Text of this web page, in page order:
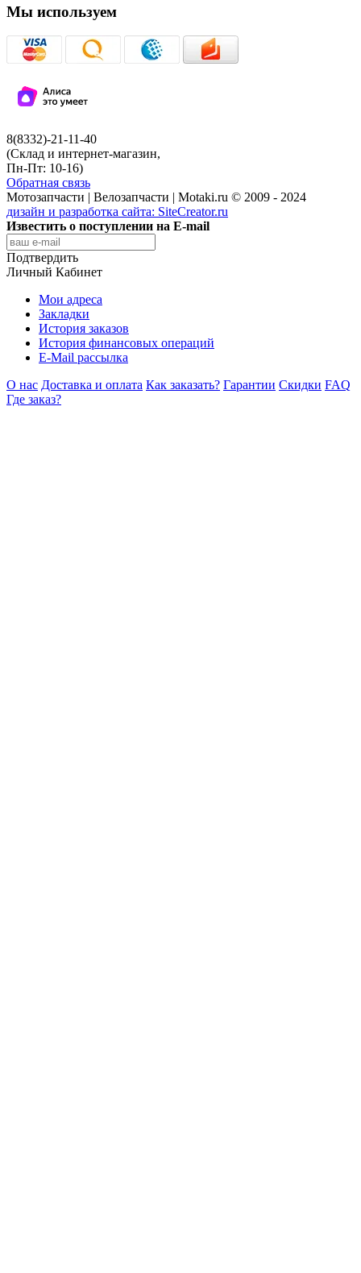
Мы используем
8(8332)-21-11-40
(Склад и интернет-магазин,
Пн-Пт: 10-16)
Обратная связь
Мотозапчасти | Велозапчасти | Motaki.ru © 2009 - 2024
дизайн и разработка сайта: SiteCreator.ru
Известить о поступлении на E-mail
Подтвердить
Личный Кабинет
Мои адреса
Закладки
История заказов
История финансовых операций
E-Mail рассылка
О нас Доставка и оплата Как заказать? Гарантии Скидки FAQ
Где заказ?